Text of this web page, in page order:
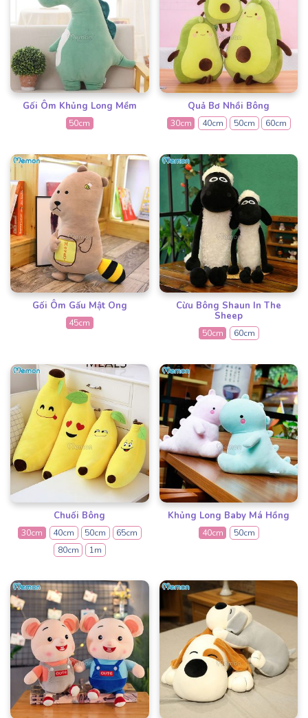
Gối Ôm Khủng Long Mềm
50cm
Quả Bơ Nhồi Bông
30cm 40cm 50cm 60cm
Gối Ôm Gấu Mật Ong
45cm
Cừu Bông Shaun In The
Sheep
50cm 60cm
Chuối Bông
30cm 40cm 50cm
65cm
80cm
1m
Khủng Long Baby Má Hồng
40cm 50cm